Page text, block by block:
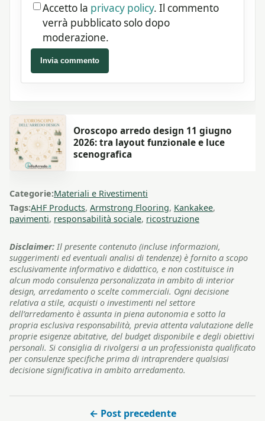
Accetto la privacy policy. Il commento
verrà pubblicato solo dopo
moderazione.
Invia commento
Oroscopo arredo design 11 giugno
2026: tra layout funzionale e luce
scenografica
Categorie:Materiali e Rivestimenti
Tags:AHF Products, Armstrong Flooring, Kankakee,
pavimenti, responsabilità sociale, ricostruzione
Disclaimer: Il presente contenuto (incluse informazioni,
suggerimenti ed eventuali analisi di tendenze) è fornito a scopo
esclusivamente informativo e didattico, e non costituisce in
alcun modo consulenza personalizzata in ambito di interior
design, arredamento o scelte commerciali. Ogni decisione
relativa a stile, acquisti o investimenti nel settore
dell’arredamento è assunta in piena autonomia e sotto la
propria esclusiva responsabilità, previa attenta valutazione delle
proprie esigenze abitative, del budget disponibile e degli obiettivi
personali. Si consiglia di rivolgersi a un professionista qualificato
per consulenze specifiche prima di intraprendere qualsiasi
decisione significativa in ambito arredamento.
← Post precedente